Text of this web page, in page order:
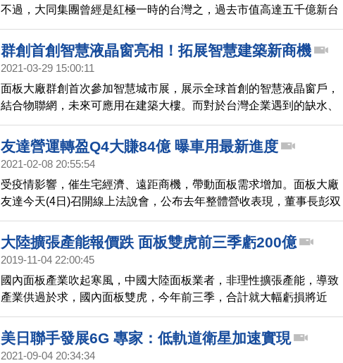
不過，大同集團曾經是紅極一時的台灣之，過去市值高達五千億新台
幣，如今縮水只剩下十分之一。為何集團營運不見起色？接下來的新
聞，帶您審視百年大同，由盛轉衰的關鍵。
群創首創智慧液晶窗亮相！拓展智慧建築新商機
2021-03-29 15:00:11
面板大廠群創首次參加智慧城市展，展示全球首創的智慧液晶窗戶，
結合物聯網，未來可應用在建築大樓。而對於台灣企業遇到的缺水、
缺料問題，群創、友達，都表示看法。
友達營運轉盈Q4大賺84億 曝車用最新進度
2021-02-08 20:55:54
受疫情影響，催生宅經濟、遠距商機，帶動面板需求增加。面板大廠
友達今天(4日)召開線上法說會，公布去年整體營收表現，董事長彭双
浪表示，如年初預期，交出亮眼成績。也透露在車用領域的最新進
度。
大陸擴張產能報價跌 面板雙虎前三季虧200億
2019-11-04 22:00:45
國內面板產業吹起寒風，中國大陸面板業者，非理性擴張產能，導致
產業供過於求，國內面板雙虎，今年前三季，合計就大幅虧損將近
200億，不過相較大型面板廠拉警報，國內專注中小尺寸的彩晶，則
逆勢交出獲利成績，專家分析，台灣業者面對陸企產能競爭，得加快
多元利基產品布局，預估明年下半年，面板景氣有望谷底反彈好轉。
美日聯手發展6G 專家：低軌道衛星加速實現
2021-09-04 20:34:34